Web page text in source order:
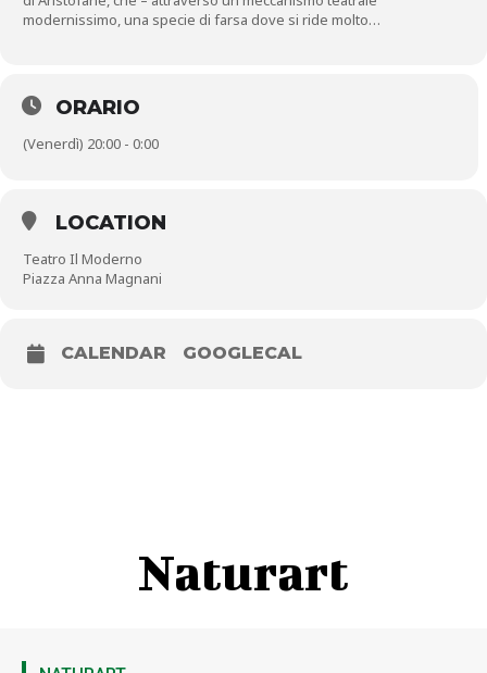
modernissimo, una specie di farsa dove si ride molto…
ORARIO
(Venerdì) 20:00 - 0:00
LOCATION
Teatro Il Moderno
Piazza Anna Magnani
CALENDAR GOOGLECAL
Naturart